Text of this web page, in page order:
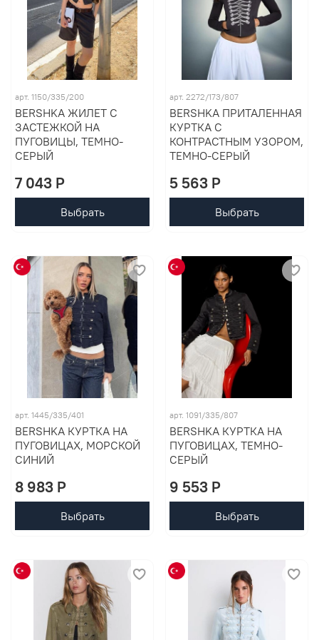
арт. 1150/335/200
BERSHKA ЖИЛЕТ С
ЗАСТЕЖКОЙ НА
ПУГОВИЦЫ, ТЕМНО-
СЕРЫЙ
7 043 P
Выбрать
арт. 2272/173/807
BERSHKA ПРИТАЛЕННАЯ
КУРТКА С
КОНТРАСТНЫМ УЗОРОМ,
ТЕМНО-СЕРЫЙ
5 563 P
Выбрать
арт. 1445/335/401
BERSHKA КУРТКА НА
ПУГОВИЦАХ, МОРСКОЙ
СИНИЙ
8 983 P
Выбрать
арт. 1091/335/807
BERSHKA КУРТКА НА
ПУГОВИЦАХ, ТЕМНО-
СЕРЫЙ
9 553 P
Выбрать